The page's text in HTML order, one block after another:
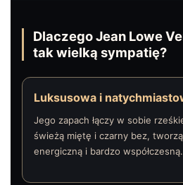
Dlaczego Jean Lowe
tak wielką sympatię?
Luksusowa i
Jego zapach łączy w sobie
świeżą miętę i czarny bez,
energiczną i bardzo współczesną.